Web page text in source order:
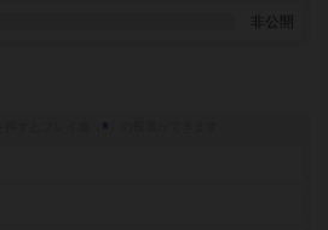
非公開
※